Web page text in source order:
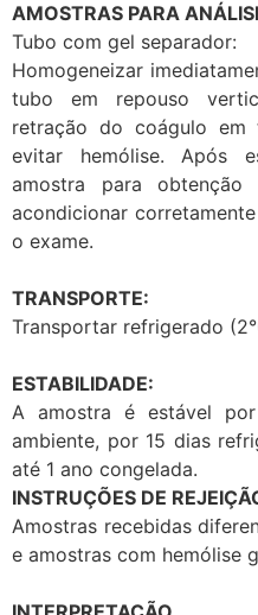
AMOSTRAS PARA
Tubo com gel separador:
Homogeneizar
tubo em repouso
retração do coágulo em
evitar hemólise. Após
amostra para
acondicionar
o exame.
TRANSPORTE:
Transportar refrigerado
ESTABILIDADE:
A amostra é estável
ambiente, por 15 dias
até 1 ano congelada.
INSTRUÇÕES DE
Amostras recebidas
e amostras com hemólise